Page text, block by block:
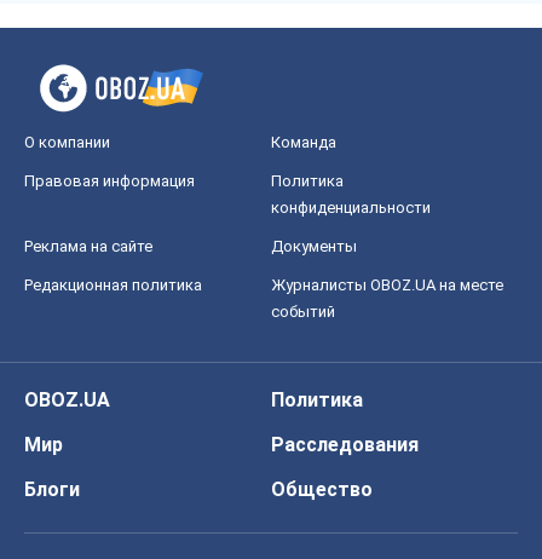
О компании Команда
Правовая информация
Политика
конфиденциальности
Реклама на сайте Документы
Редакционная политика
Журналисты OBOZ.UA на месте
событий
OBOZ.UA
Политика
Мир
Расследования
Блоги
Общество